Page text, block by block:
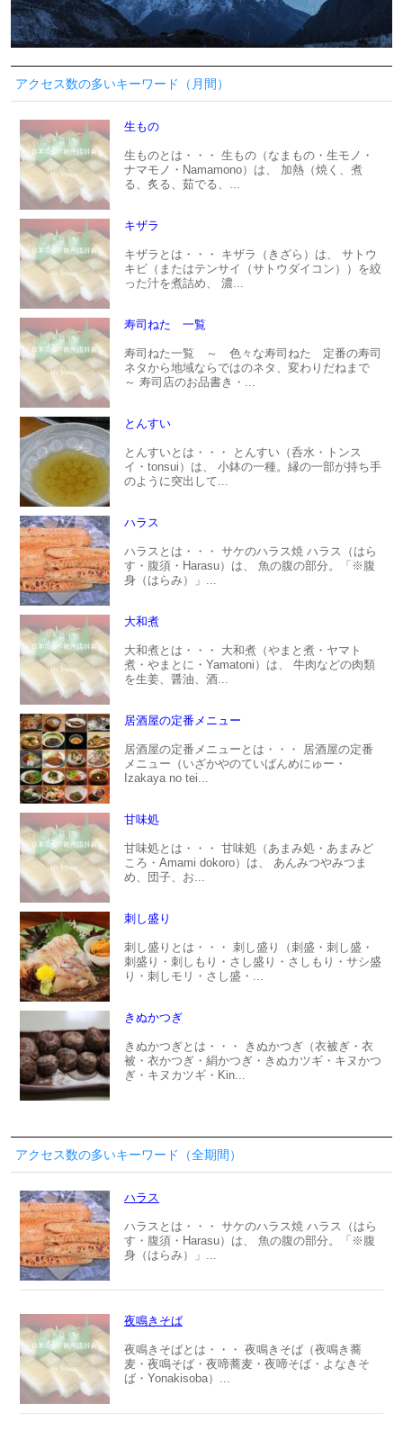
アクセス数の多いキーワード（月間）
生もの
生ものとは・・・ 生もの（なまもの・生モノ・
ナマモノ・Namamono）は、 加熱（焼く、煮
る、炙る、茹でる、...
キザラ
キザラとは・・・ キザラ（きざら）は、 サトウ
キビ（またはテンサイ（サトウダイコン））を絞
った汁を煮詰め、 濃...
寿司ねた 一覧
寿司ねた一覧 ～ 色々な寿司ねた 定番の寿司
ネタから地域ならではのネタ、変わりだねまで
～ 寿司店のお品書き・...
とんすい
とんすいとは・・・ とんすい（呑水・トンス
イ・tonsui）は、 小鉢の一種。縁の一部が持ち手
のように突出して...
ハラス
ハラスとは・・・ サケのハラス焼 ハラス（はら
す・腹須・Harasu）は、 魚の腹の部分。「※腹
身（はらみ）」...
大和煮
大和煮とは・・・ 大和煮（やまと煮・ヤマト
煮・やまとに・Yamatoni）は、 牛肉などの肉類
を生姜、醤油、酒...
居酒屋の定番メニュー
居酒屋の定番メニューとは・・・ 居酒屋の定番
メニュー（いざかやのていばんめにゅー・
Izakaya no tei...
甘味処
甘味処とは・・・ 甘味処（あまみ処・あまみど
ころ・Amami dokoro）は、 あんみつやみつま
め、団子、お...
刺し盛り
刺し盛りとは・・・ 刺し盛り（刺盛・刺し盛・
刺盛り・刺しもり・さし盛り・さしもり・サシ盛
り・刺しモリ・さし盛・...
きぬかつぎ
きぬかつぎとは・・・ きぬかつぎ（衣被ぎ・衣
被・衣かつぎ・絹かつぎ・きぬカツギ・キヌかつ
ぎ・キヌカツギ・Kin...
アクセス数の多いキーワード（全期間）
ハラス
ハラスとは・・・ サケのハラス焼 ハラス（はら
す・腹須・Harasu）は、 魚の腹の部分。「※腹
身（はらみ）」...
夜鳴きそば
夜鳴きそばとは・・・ 夜鳴きそば（夜鳴き蕎
麦・夜鳴そば・夜啼蕎麦・夜啼そば・よなきそ
ば・Yonakisoba）...